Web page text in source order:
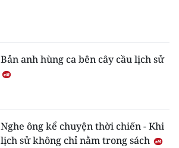
Bản anh hùng ca bên cây cầu lịch sử
Nghe ông kể chuyện thời chiến - Khi
lịch sử không chỉ nằm trong sách